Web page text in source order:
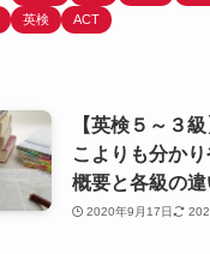
英検 ACT
【英検５～３
こよりも分か
概要と各級の違
2020年9月17日